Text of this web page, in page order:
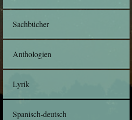
Sachbücher
Anthologien
Lyrik
Spanisch-deutsch